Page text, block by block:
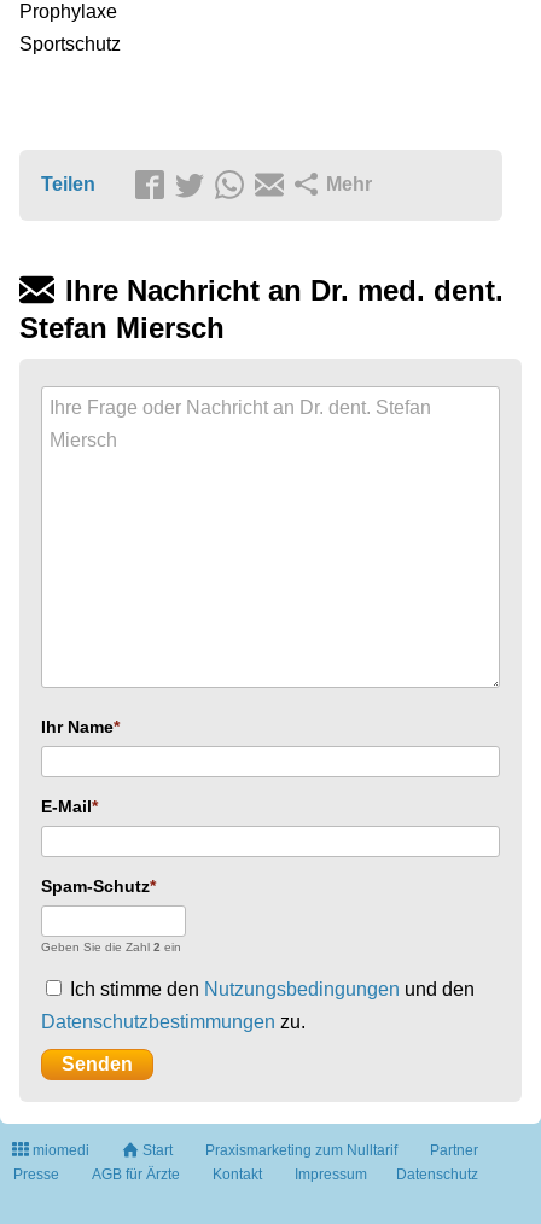
Prophylaxe
Sportschutz
Teilen Mehr
Ihre Nachricht an Dr. med. dent.
Stefan Miersch
Ihr Name
E-Mail
Spam-Schutz
Geben Sie die Zahl 2 ein
Ich stimme den Nutzungsbedingungen und den
Datenschutzbestimmungen zu.
miomedi Start Praxismarketing zum Nulltarif
Partner
Presse
AGB für Ärzte Kontakt Impressum Datenschutz